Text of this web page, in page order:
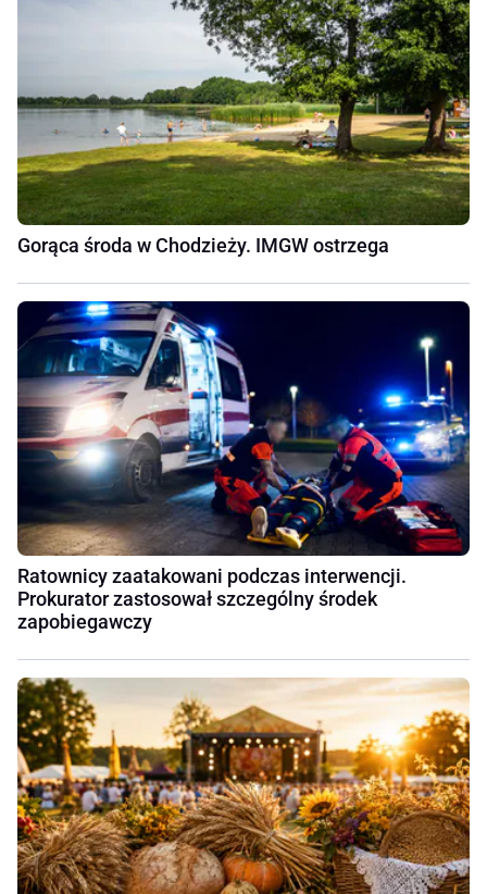
Gorąca środa w Chodzieży. IMGW ostrzega
Ratownicy zaatakowani podczas interwencji.
Prokurator zastosował szczególny środek
zapobiegawczy